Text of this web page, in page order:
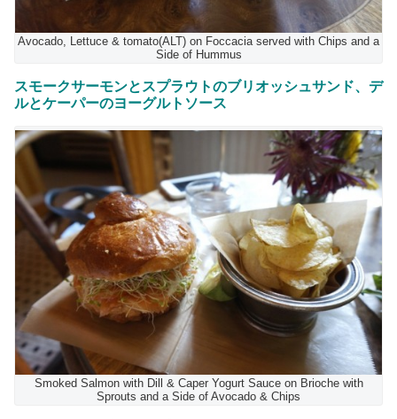
Avocado, Lettuce & tomato(ALT) on Foccacia served with Chips and a
Side of Hummus
スモークサーモンとスプラウトのブリオッシュサンド、デ
ルとケーパーのヨーグルトソース
Smoked Salmon with Dill & Caper Yogurt Sauce on Brioche with
Sprouts and a Side of Avocado & Chips